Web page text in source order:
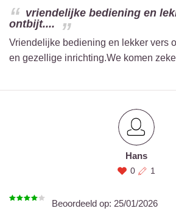
vriendelijke bediening en
ontbijt....
Vriendelijke bediening en lekker vers
en gezellige inrichting.We komen
Hans
0 1
Beoordeeld op: 25/01/2026